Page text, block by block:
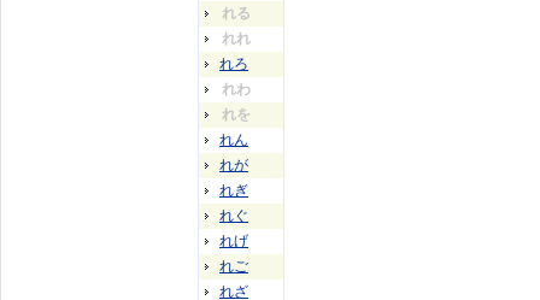
れる
れれ
れろ
れわ
れを
れん
れが
れぎ
れぐ
れげ
れご
れざ